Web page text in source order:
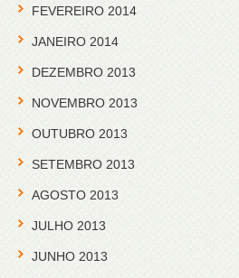
FEVEREIRO 2014
JANEIRO 2014
DEZEMBRO 2013
NOVEMBRO 2013
OUTUBRO 2013
SETEMBRO 2013
AGOSTO 2013
JULHO 2013
JUNHO 2013